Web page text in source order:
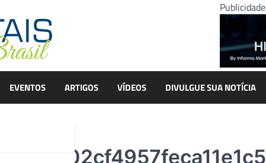
Publicidade
EVENTOS ARTIGOS VÍDEOS DIVULGUE SUA NOTÍCIA